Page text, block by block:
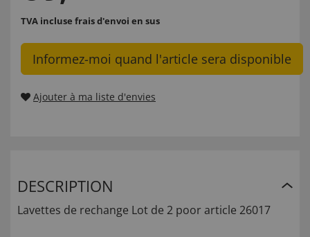
TVA incluse frais d'envoi en sus
Informez-moi quand l'article sera disponible
Ajouter à ma liste d'envies
DESCRIPTION
Lavettes de rechange Lot de 2 poor article 26017